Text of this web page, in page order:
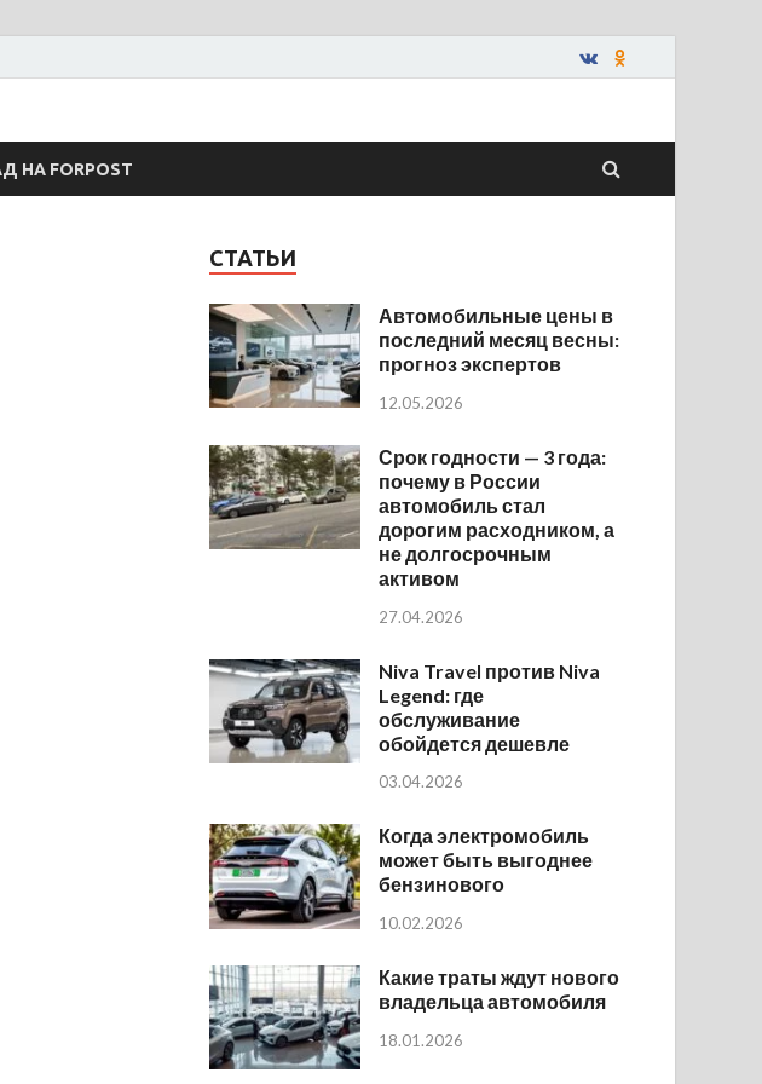
НА FORPOST
СТАТЬИ
Автомобильные цены в
последний месяц весны:
прогноз экспертов
12.05.2026
Срок годности — 3 года:
почему в России
автомобиль стал
дорогим расходником, а
не долгосрочным
активом
27.04.2026
Niva Travel против Niva
Legend: где
обслуживание
обойдется дешевле
03.04.2026
Когда электромобиль
может быть выгоднее
бензинового
10.02.2026
Какие траты ждут нового
владельца автомобиля
18.01.2026